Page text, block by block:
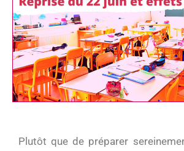
Plutôt que de préparer